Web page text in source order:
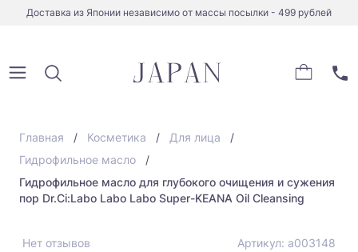
Доставка из Японии независимо от массы посылки - 499 рублей
Главная Косметика
Для лица
Гидрофильное масло
Гидрофильное масло для глубокого очищения и сужения
пор Dr.Ci:Labo Labo Labo Super-KEANA Oil Cleansing
Нет отзывов Артикул: а003148